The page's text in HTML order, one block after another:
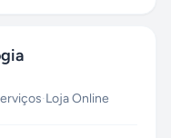
·Loja Online